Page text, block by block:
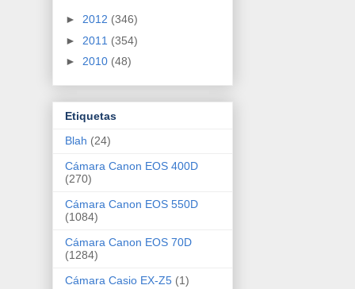
► 2012 (346)
► 2011 (354)
► 2010 (48)
Etiquetas
Blah (24)
Cámara Canon EOS 400D
(270)
Cámara Canon EOS 550D
(1084)
Cámara Canon EOS 70D
(1284)
Cámara Casio EX-Z5 (1)